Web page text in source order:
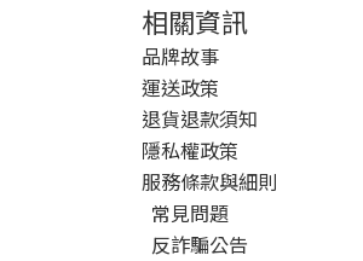
相關資訊
品牌故事
運送政策
退貨退款須知
隱私權政策
服務條款與細則
常見問題
反詐騙公告